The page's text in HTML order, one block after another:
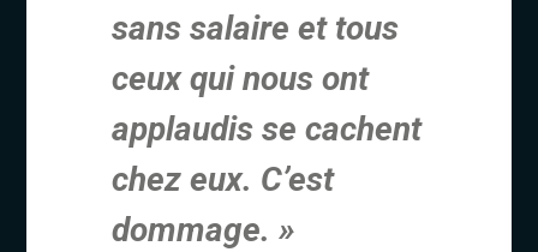
sans salaire et tous
ceux qui nous ont
applaudis se cachent
chez eux. C’est
dommage. »